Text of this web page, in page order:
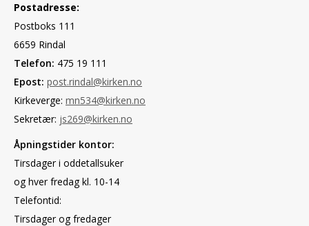
Postadresse:
Postboks 111
6659 Rindal
Telefon: 475 19 111
Epost: post.rindal@kirken.no
Kirkeverge: mn534@kirken.no
Sekretær: js269@kirken.no
Åpningstider kontor:
Tirsdager i oddetallsuker
og hver fredag kl. 10-14
Telefontid:
Tirsdager og fredager